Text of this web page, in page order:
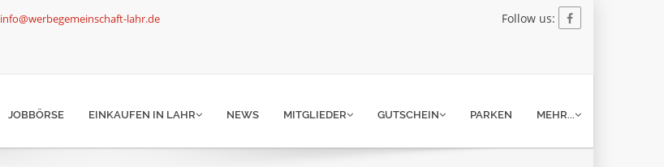
info@werbegemeinschaft-lahr.de Follow us:
JOBBÖRSE EINKAUFEN IN LAHR NEWS MITGLIEDER GUTSCHEIN PARKEN MEHR...